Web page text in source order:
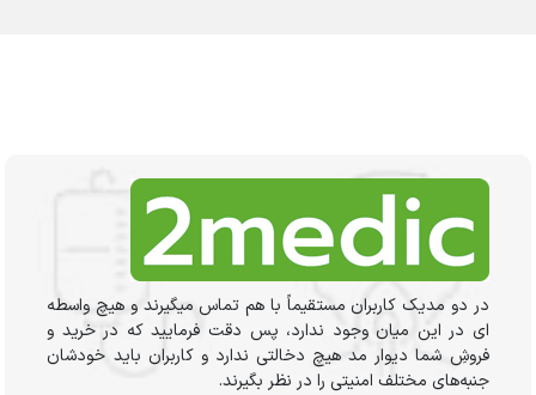
در دو مدیک کاربران مستقیماً با هم تماس میگیرند و هیچ واسطه
ای در این میان وجود ندارد، پس دقت فرمایید که در خرید و
فروشِ شما دیوار مد هیچ دخالتی ندارد و کاربران باید خودشان
جنبه‌های مختلف امنیتی را در نظر بگیرند.